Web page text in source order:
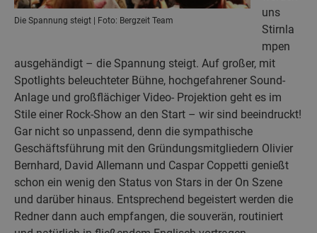
Die Spannung steigt | Foto: Bergzeit Team
uns
Stirnla
mpen
ausgehändigt – die Spannung steigt. Auf großer, mit
Spotlights beleuchteter Bühne, hochgefahrener Sound-
Anlage und großflächiger Video- Projektion geht es im
Stile einer Rock-Show an den Start – wir sind beeindruckt!
Gar nicht so unpassend, denn die sympathische
Geschäftsführung mit den Gründungsmitgliedern Olivier
Bernhard, David Allemann und Caspar Coppetti genießt
schon ein wenig den Status von Stars in der On Szene
und darüber hinaus. Entsprechend begeistert werden die
Redner dann auch empfangen, die souverän, routiniert